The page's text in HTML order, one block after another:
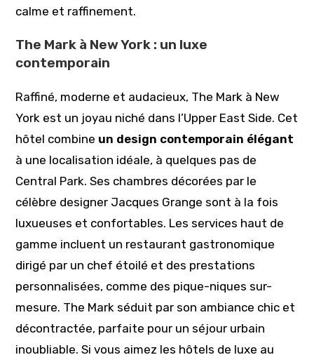
calme et raffinement.
The Mark à New York : un luxe
contemporain
Raffiné, moderne et audacieux, The Mark à New
York est un joyau niché dans l’Upper East Side. Cet
hôtel combine un design contemporain élégant
à une localisation idéale, à quelques pas de
Central Park. Ses chambres décorées par le
célèbre designer Jacques Grange sont à la fois
luxueuses et confortables. Les services haut de
gamme incluent un restaurant gastronomique
dirigé par un chef étoilé et des prestations
personnalisées, comme des pique-niques sur-
mesure. The Mark séduit par son ambiance chic et
décontractée, parfaite pour un séjour urbain
inoubliable. Si vous aimez les hôtels de luxe au